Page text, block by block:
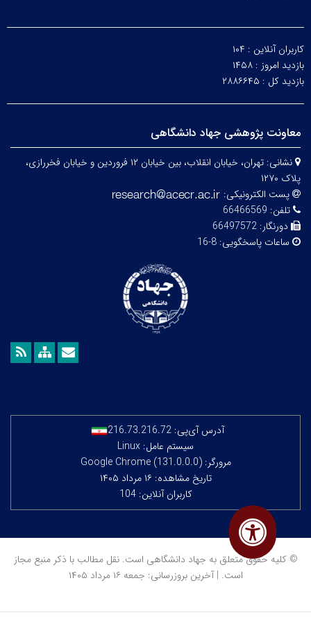
کاربران آنلاین : ۱۰۴
بازدید امروز : ۱۴۵۸
بازدید کل : ۲۸۸۶۶۴۵
معاونت پژوهشی جهاد دانشگاهی
نشانی:
تهران، خیابان انقلاب، بین خیابان ۱۲ فروردین و خیابان فخررازی،
پلاک ۱۲۷۰
پست الکترونیکی:
تلفن: 66466569
دورنگار: 66497572
ساعات پاسخگویی: 8-16
آدرس آی‌پی: 216.73.216.72
سیستم عامل: Linux
مرورگر: Google Chrome (131.0.0.0)
تاریخ مشاهده: ۱۶ مرداد ۱۴۰۵
کاربران آنلاین: 104
© کلیه حقوق متعلق به جهاد دانشگاهی است. نقل مطالب با ذکر منبع مجاز
است. | آخرین بروزرسانی: جمعه ۱۶ مرداد ۱۴۰۵